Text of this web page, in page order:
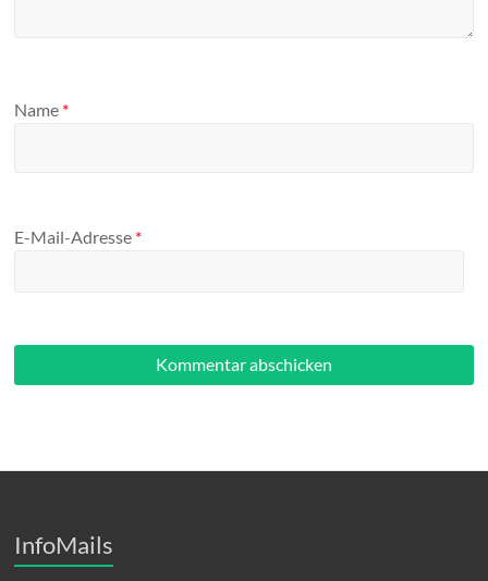
Name *
E-Mail-Adresse *
InfoMails